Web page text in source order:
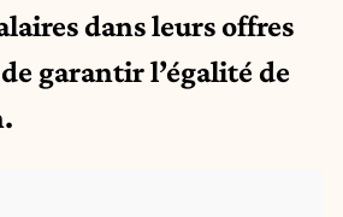
dans leurs offres
garantir l’égalité de